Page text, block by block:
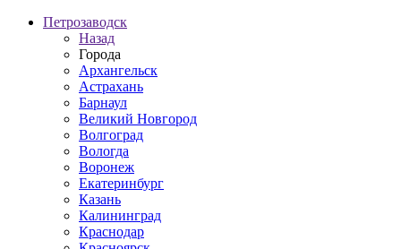
Петрозаводск
Назад
Города
Архангельск
Астрахань
Барнаул
Великий Новгород
Волгоград
Вологда
Воронеж
Екатеринбург
Казань
Калининград
Краснодар